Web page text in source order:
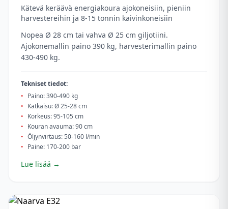
Kätevä keräävä energiakoura ajokoneisiin, pieniin
harvestereihin ja 8-15 tonnin kaivinkoneisiin
Nopea Ø 28 cm tai vahva Ø 25 cm giljotiini.
Ajokonemallin paino 390 kg, harvesterimallin paino
430-490 kg.
Tekniset tiedot:
• Paino: 390-490 kg
• Katkaisu: Ø 25-28 cm
• Korkeus: 95-105 cm
• Kouran avauma: 90 cm
• Öljynvirtaus: 50-160 l/min
• Paine: 170-200 bar
Lue lisää →